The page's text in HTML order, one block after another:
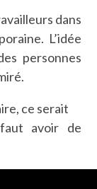
dans
L’idée
personnes
ce serait
avoir de